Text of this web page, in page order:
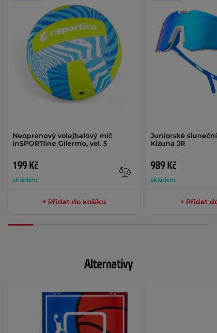
Neoprenový volejbalový míč
inSPORTline Gilermo, vel. 5
199 Kč
skladem
+ Přidat do košíku
Juniorské
Kizuna JR
989 Kč
skladem
+ Přidat
Alternativy